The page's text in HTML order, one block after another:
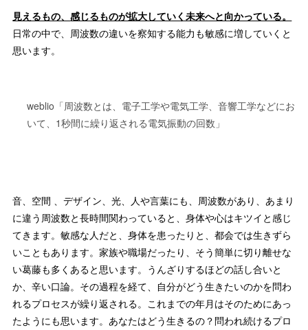
見えるもの、感じるものが拡大していく未来へと向かっている。
日常の中で、周波数の違いを察知する能力も敏感に増していくと
思います。
weblio「周波数とは、電子工学や電気工学、音響工学などにお
いて、1秒間に繰り返される電気振動の回数」
音、空間 、デザイン、光、人や言葉にも、周波数があり、あまり
に違う周波数と長時間関わっていると、身体や心はキツイと感じ
てきます。敏感な人だと、身体を患ったりと、都会では生きずら
いこともあります。家族や職場だったり、そう簡単に切り離せな
い葛藤も多くあると思います。うんざりするほどの話し合いと
か、辛い口論。その過程を経て、自分がどう生きたいのかを問わ
れるプロセスが繰り返される。これまでの年月はそのためにあっ
たようにも思います。あなたはどう生きるの？問われ続けるプロ